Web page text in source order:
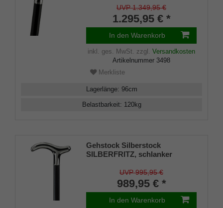
aus edlem, handpoliertem
Makassar-Ebenholz, inklusive
Gummipuffer.
UVP 1.349,95 €
1.295,95 € *
In den Warenkorb
inkl. ges. MwSt. zzgl. Versandkosten
Artikelnummer 3498
Merkliste
Lagerlänge: 96cm
Belastbarkeit: 120kg
Gehstock Silberstock
SILBERFRITZ, schlanker
echtem 925/1000 Sterlingsilber,
aufgesetzt auf einen Stock aus
edlem Makassar Ebenholz,
inklusiv Schlankpuffer.
UVP 995,95 €
989,95 € *
In den Warenkorb